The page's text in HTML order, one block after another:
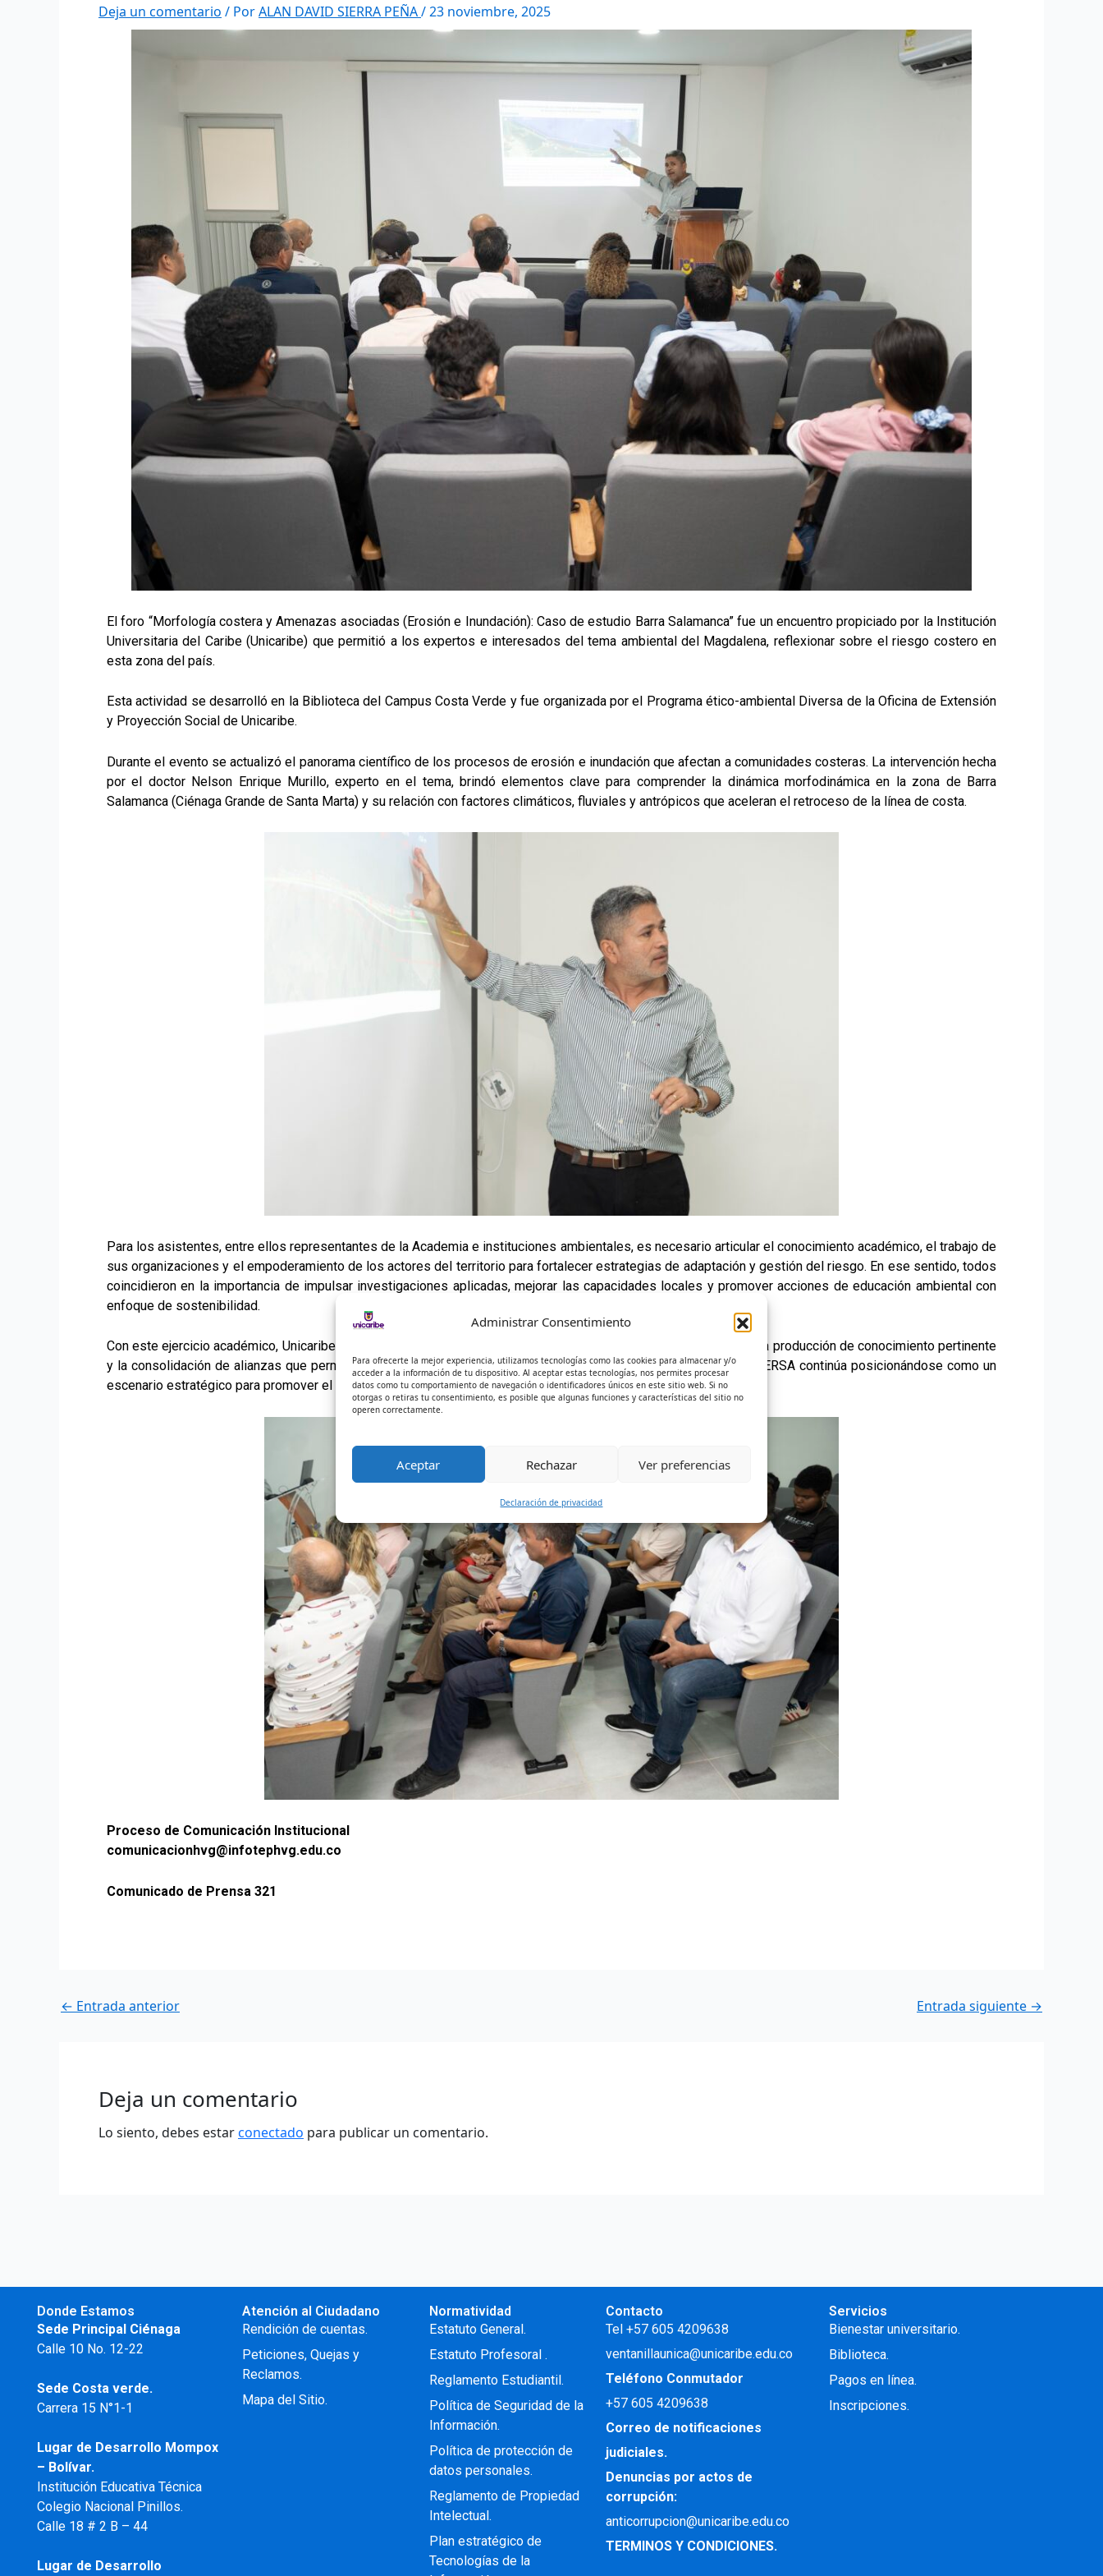
Administrar Consentimiento
Para ofrecerte la mejor experiencia, utilizamos tecnologías como las cookies para almacenar y/o
acceder a la información de tu dispositivo. Al aceptar estas tecnologías, nos permites procesar
datos como tu comportamiento de navegación o identificadores únicos en este sitio web. Si no
otorgas o retiras tu consentimiento, es posible que algunas funciones y características del sitio no
operen correctamente.
Aceptar Rechazar Ver preferencias
Declaración de privacidad
Deja un comentario / PorALAN DAVID SIERRA PEÑA/23 noviembre, 2025
El foro “Morfología costera y Amenazas asociadas (Erosión e Inundación): Caso de estudio Barra Salamanca” fue un encuentro propiciado por la Institución
Universitaria del Caribe (Unicaribe) que permitió a los expertos e interesados del tema ambiental del Magdalena, reflexionar sobre el riesgo costero en
esta zona del país.
Esta actividad se desarrolló en la Biblioteca del Campus Costa Verde y fue organizada por el Programa ético-ambiental Diversa de la Oficina de Extensión
y Proyección Social de Unicaribe.
Durante el evento se actualizó el panorama científico de los procesos de erosión e inundación que afectan a comunidades costeras. La intervención hecha
por el doctor Nelson Enrique Murillo, experto en el tema, brindó elementos clave para comprender la dinámica morfodinámica en la zona de Barra
Salamanca (Ciénaga Grande de Santa Marta) y su relación con factores climáticos, fluviales y antrópicos que aceleran el retroceso de la línea de costa.
Para los asistentes, entre ellos representantes de la Academia e instituciones ambientales, es necesario articular el conocimiento académico, el trabajo de
sus organizaciones y el empoderamiento de los actores del territorio para fortalecer estrategias de adaptación y gestión del riesgo. En ese sentido, todos
coincidieron en la importancia de impulsar investigaciones aplicadas, mejorar las capacidades locales y promover acciones de educación ambiental con
enfoque de sostenibilidad.
Con este ejercicio académico, Unicaribe reafirma su compromiso con la protección de los ecosistemas costeros, la producción de conocimiento pertinente
y la consolidación de alianzas que permitan enfrentar los retos ambientales de la región Caribe. El programa DIVERSA continúa posicionándose como un
escenario estratégico para promover el diálogo técnico y territorial en torno a la gestión integral del riesgo costero.
Proceso de Comunicación Institucional
comunicacionhvg@infotephvg.edu.co
Comunicado de Prensa 321
← Entrada anterior Entrada siguiente →
Deja un comentario
Lo siento, debes estarconectado para publicar un comentario.
Donde Estamos
Sede Principal Ciénaga
Calle 10 No. 12-22
Sede Costa verde.
Carrera 15 N°1-1
Lugar de Desarrollo Mompox
– Bolívar.
Institución Educativa Técnica
Colegio Nacional Pinillos.
Calle 18 # 2 B – 44
Lugar de Desarrollo
Atención al Ciudadano
Rendición de cuentas.
Peticiones, Quejas y
Reclamos.
Mapa del Sitio.
Normatividad
Estatuto General.
Estatuto Profesoral .
Reglamento Estudiantil.
Política de Seguridad de la
Información.
Política de protección de
datos personales.
Reglamento de Propiedad
Intelectual .
Plan estratégico de
Tecnologías de la
Contacto
Tel +57 605 4209638
ventanillaunica@unicaribe.edu.co
Teléfono Conmutador
+57605 4209638
Correo de notificaciones
judiciales.
Denuncias por actos de
corrupción:
anticorrupcion@unicaribe.edu.co
TERMINOS Y CONDICIONES.
Servicios
Bienestar universitario.
Biblioteca.
Pagos en línea.
Inscripciones.